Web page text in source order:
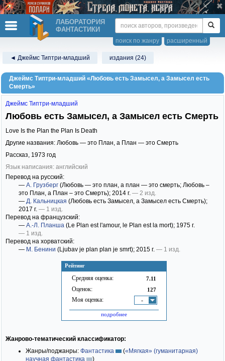
ЛАБОРАТОРИЯ
ФАНТАСТИКИ
расширенный
поиск по жанру
◄ Джеймс Типтри-младший издания (24)
Джеймс Типтри-младший «Любовь есть Замысел, а Замысел есть
Смерть»
Рейтинг
Средняя оценка: 7.11
Оценок: 127
Моя оценка: -
подробнее
Джеймс Типтри-младший
Любовь есть Замысел, а Замысел есть Смерть
Love Is the Plan the Plan Is Death
Другие названия: Любовь — это План, а План — это Смерть
Рассказ, 1973 год
Язык написания: английский
Перевод на русский:
— А. Грузберг (Любовь — это план, а план — это смерть; Любовь –
это План, а План – это Смерть); 2014 г. — 2 изд.
— Д. Кальницкая (Любовь есть Замысел, а Замысел есть Смерть);
2017 г. — 1 изд.
Перевод на французский:
— А.-Л. Планша (Le Plan est l'amour, le Plan est la mort); 1975 г.
— 1 изд.
Перевод на хорватский:
— М. Бенини (Ljubav je plan plan je smrt); 2015 г. — 1 изд.
Жанрово-тематический классификатор:
Жанры/поджанры: Фантастика («Мягкая» (гуманитарная)
научная фантастика
)